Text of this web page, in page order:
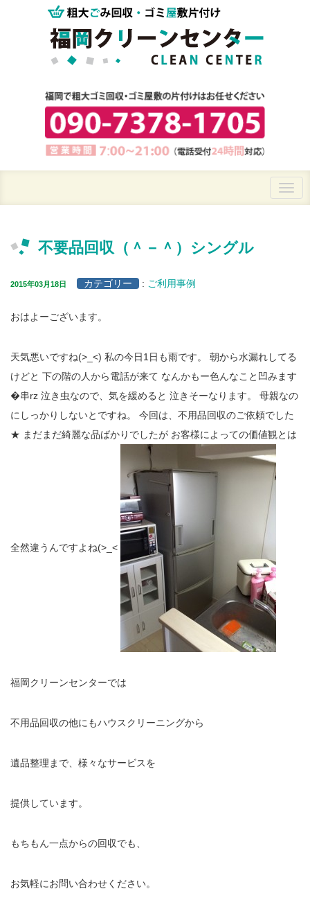
不要品回収（＾－＾）シングル
2015年03月18日 カテゴリー : ご利用事例
おはよーございます。
天気悪いですね(>_<) 私の今日1日も雨です。 朝から水漏れしてる
けどと 下の階の人から電話が来て なんかもー色んなこと凹みます
�串rz 泣き虫なので、気を緩めると 泣きそーなります。 母親なの
にしっかりしないとですね。 今回は、不用品回収のご依頼でした
★ まだまだ綺麗な品ばかりでしたが お客様によっての価値観とは
全然違うんですよね(>_<
福岡クリーンセンターでは
不用品回収の他にもハウスクリーニングから
遺品整理まで、様々なサービスを
提供しています。
もちもん一点からの回収でも、
お気軽にお問い合わせください。